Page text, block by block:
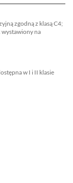
zgodną z klasą C4;
wystawiony na
w I i II klasie